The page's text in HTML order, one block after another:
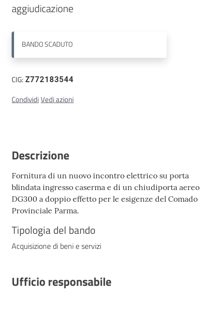
aggiudicazione
BANDOSCADUTO
CIG:Z772183544
CondividiVedi azioni
Descrizione
Fornitura di un nuovo incontro elettrico su porta
blindata ingresso caserma e di un chiudiporta aereo
DG300 a doppio effetto per le esigenze del Comado
Provinciale Parma.
Tipologia del bando
Acquisizione di beni e servizi
Ufficio responsabile